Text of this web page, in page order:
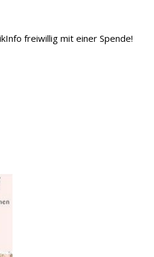
freiwillig mit einer Spende!